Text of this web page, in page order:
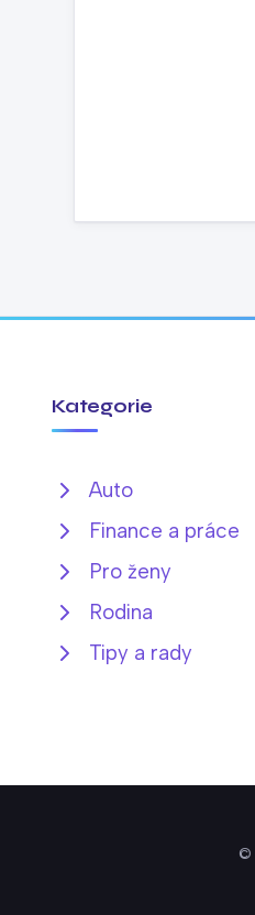
Kategorie
Auto
Finance a práce
Pro ženy
Rodina
Tipy a rady
©